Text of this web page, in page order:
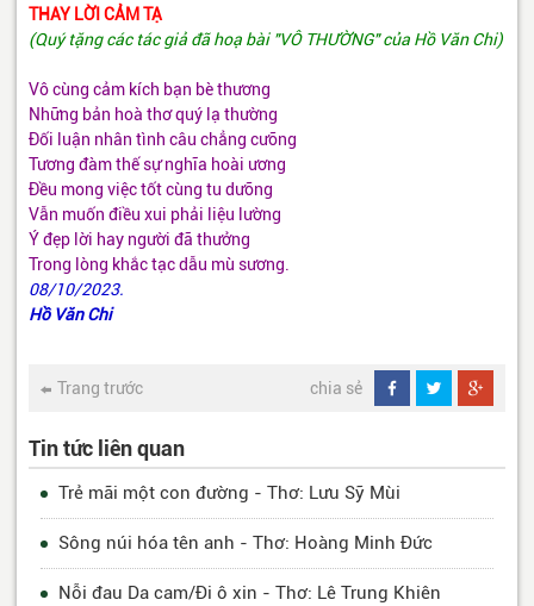
THAY LỜI CẢM TẠ
(Quý tặng các tác giả đã hoạ bài "VÔ THƯỜNG" của Hồ Văn Chi)
Vô cùng cảm kích bạn bè thương
Những bản hoà thơ quý lạ thường
Đối luận nhân tình câu chẳng cưỡng
Tương đàm thế sự nghĩa hoài ương
Đều mong việc tốt cùng tu dưỡng
Vẫn muốn điều xui phải liệu lường
Ý đẹp lời hay người đã thưởng
Trong lòng khắc tạc dẫu mù sương.
08/10/2023.
Hồ Văn Chi
Trang trước chia sẻ
Tin tức liên quan
Trẻ mãi một con đường - Thơ: Lưu Sỹ Mùi
Sông núi hóa tên anh - Thơ: Hoàng Minh Đức
Nỗi đau Da cam/Đi ô xin - Thơ: Lê Trung Khiên